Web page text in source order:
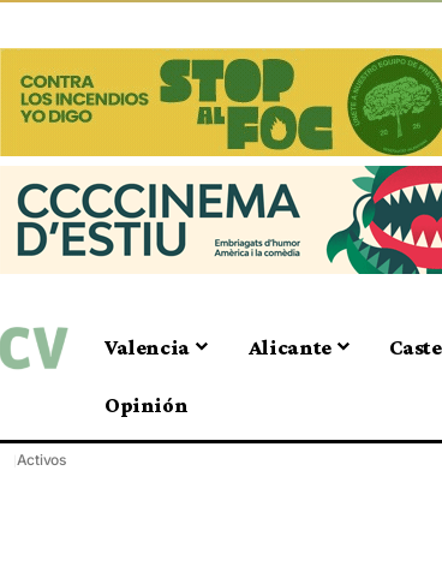
Valencia Alicante
Opinión
Activos